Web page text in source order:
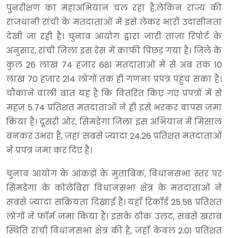
पुनरीक्षण का महाअभियान चल रहा है,लेकिन राज्य की
राजधानी रांची के मतदाताओं में इसे लेकर भारी उदासीनता
देखी जा रही है। चुनाव आयोग द्वारा जारी ताज़ा रिपोर्ट के
अनुसार, रांची जिला इस रेस में काफी पिछड़ गया है। जिले के
कुल 26 लाख 74 हजार 681 मतदाताओं में से अब तक 10
लाख 70 हजार 214 लोगों तक ही गणना प्रपत्र पहुंच सका है।
चौंकाने वाली बात यह है कि वितरित किए गए प्रपत्रों में से
महज 5.74 प्रतिशत मतदाताओं ने ही इसे भरकर वापस जमा
किया है। दूसरी ओर, सिमडेगा जिला इस अभियान में मिसाल
बनकर उभरा है, जहां सबसे ज्यादा 24.26 प्रतिशत मतदाताओं
ने प्रपत्र जमा कर दिए हैं।
चुनाव आयोग के आंकड़ों के मुताबिक, विधानसभा स्तर पर
सिमडेगा के कोलेबिरा विधानसभा क्षेत्र के मतदाताओं ने
सबसे ज्यादा सक्रियता दिखाई है। यहाँ रिकॉर्ड 25.58 प्रतिशत
लोगों ने फॉर्म जमा किया है। इसके ठीक उलट, सबसे खराब
स्थिति रांची विधानसभा क्षेत्र की है, जहाँ केवल 2.01 प्रतिशत